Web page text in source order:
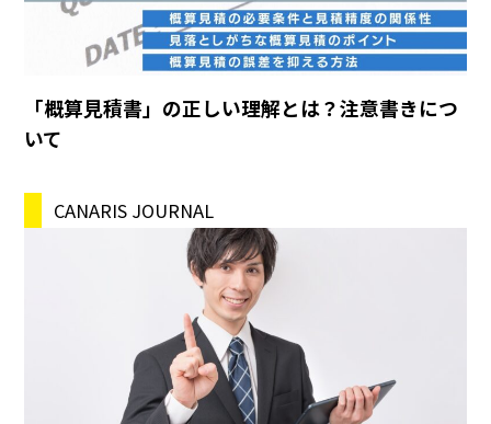
「概算見積書」の正しい理解とは？注意書きにつ
いて
CANARIS JOURNAL